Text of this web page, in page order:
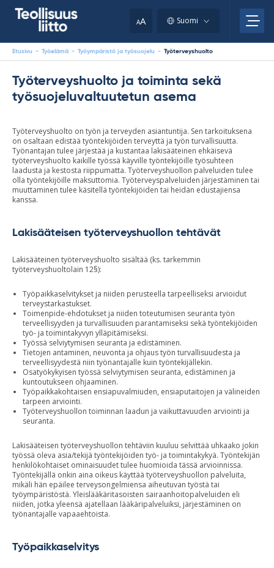
AA Suomi
Etusivu - Työelämä - Työympäristö ja työsuojelu - Työterveyshuolto
Työterveyshuolto ja toiminta sekä
työsuojeluvaltuutetun asema
Työterveyshuolto on työn ja terveyden asiantuntija. Sen tarkoituksena
on osaltaan edistää työntekijöiden terveyttä ja työn turvallisuutta.
Työnantajan tulee järjestää ja kustantaa lakisääteinen ehkäisevä
työterveyshuolto kaikille työssä käyville työntekijöille työsuhteen
laadusta ja kestosta riippumatta. Työterveyshuollon palveluiden tulee
olla työntekijöille maksuttomia. Työterveyspalveluiden järjestäminen tai
muuttaminen tulee käsitellä työntekijöiden tai heidän edustajiensa
kanssa.
Lakisääteisen työterveyshuollon tehtävät
Lakisääteinen työterveyshuolto sisältää (ks. tarkemmin
työterveyshuoltolain 12§):
Työpaikkaselvityksetja niiden perusteella tarpeelliseksi arvioidut
terveystarkastukset.
Toimenpide-ehdotukset ja niiden toteutumisen seuranta työn
terveellisyyden ja turvallisuuden parantamiseksi sekä työntekijöiden
työ- ja toimintakyvyn ylläpitämiseksi.
Työssä selviytymisen seuranta ja edistäminen.
Tietojen antaminen, neuvonta ja ohjaustyön turvallisuudesta ja
terveellisyydestä niin työnantajalle kuin työntekijällekin.
Osatyökykyisen työssä selviytymisen seuranta, edistäminen ja
kuntoutukseen ohjaaminen.
Työpaikkakohtaisen ensiapuvalmiuden, ensiaputaitojen ja välineiden
tarpeen arviointi.
Työterveyshuollon toiminnan laadun ja vaikuttavuuden arviointi ja
seuranta.
Lakisääteisen työterveyshuollon tehtäviin kuuluu selvittää uhkaako jokin
työssä oleva asia/tekijä työntekijöiden työ- ja toimintakykyä. Työntekijän
henkilökohtaiset ominaisuudet tulee huomioida tässä arvioinnissa.
Työntekijällä onkin aina oikeus käyttää työterveyshuollon palveluita,
mikäli hän epäilee terveysongelmiensa aiheutuvan työstä tai
työympäristöstä. Yleislääkäritasoisten sairaanhoitopalveluiden eli
niiden, jotka yleensä ajatellaan lääkäripalveluiksi, järjestäminen on
työnantajalle vapaaehtoista.
Työpaikkaselvitys
clipboard.)